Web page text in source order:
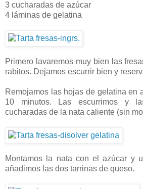
3 cucharadas de azúcar
4 láminas de gelatina
Primero lavaremos muy bien las
rabitos. Dejamos escurrir bien y
Remojamos las hojas de gelatina en
10 minutos. Las escurrimos y
cucharadas de la nata caliente (sin
Montamos la nata con el azúcar y
añadimos las dos tarrinas de queso.